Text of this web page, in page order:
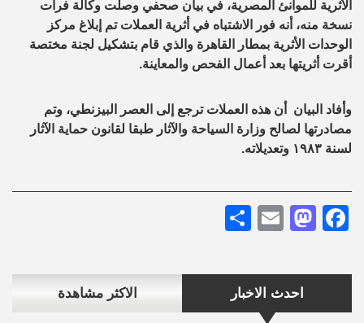
احدث الاخبار الاكثر مشاهدة
الأثرية للموانئ المصرية، في بيان صحفي وصلت وكالة فرات
نسخة منه، أنه فور الاشتباه في أثرية العملات تم إبلاغ مركز
الوحدات الأثرية بمطار القاهرة والذي قام بتشكيل لجنة مختصة
أقرت أثريتها بعد أعمال الفحص والمعاينة.
وأفاد البيان أن هذه العملات ترجع إلى العصر البيزنطي، وتم
مصادرتها لصالح وزارة السياحة والآثار طبقا لقانون حماية الآثار
لسنة ١٩٨٣ وتعديلاته.
Facebook
Mastodon
Email